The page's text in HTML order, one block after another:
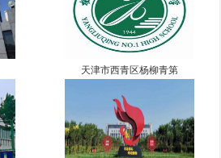
天津市西青区杨柳青第